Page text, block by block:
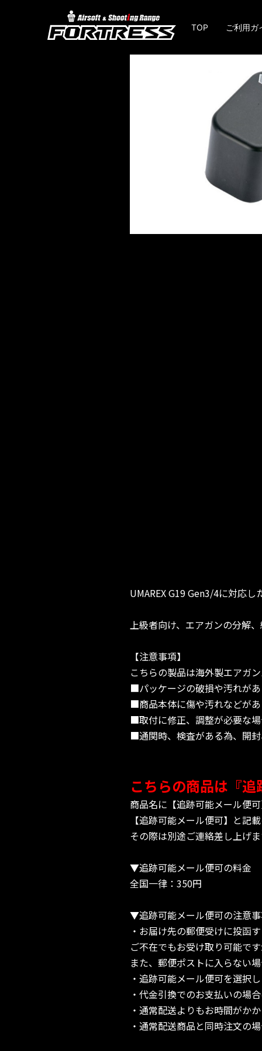
TOP ご利用ガ
UMAREX G19 Gen3/4に対応
上級者向け、エアガンの分解
【注意事項】
こちらの製品は海外製エアガ
■パッケージの破損や汚れが
■商品本体に傷や汚れなどが
■取付に修正、調整が必要な
■通関時、検査がある為、開
こちらの商品は『
商品名に【追跡可能メール便
【追跡可能メール便可】と記
その際は別途ご連絡差し上げ
▼追跡可能メール便可の料金
全国一律：350円
▼追跡可能メール便可の注意
・お届け先の郵便受けに投函
ご不在でもお受け取り可能で
また、郵便ポストに入らない
・追跡可能メール便可を選択
・代金引換でのお支払いの場
・通常配送よりもお時間がか
・通常配送商品と同時注文の